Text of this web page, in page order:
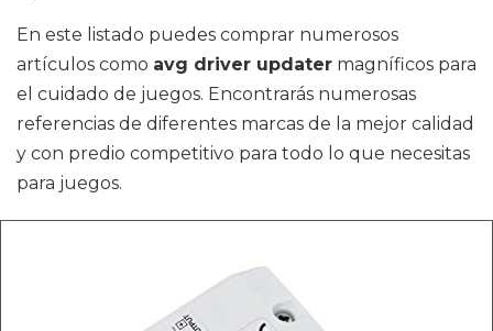
En este listado puedes comprar numerosos
artículos como avg driver updater magníficos para
el cuidado de juegos. Encontrarás numerosas
referencias de diferentes marcas de la mejor calidad
y con predio competitivo para todo lo que necesitas
para juegos.